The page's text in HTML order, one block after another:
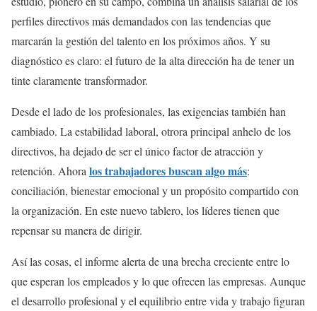
perfiles directivos más demandados con las tendencias que
marcarán la gestión del talento en los próximos años. Y su
diagnóstico es claro: el futuro de la alta dirección ha de tener un
tinte claramente transformador.
Desde el lado de los profesionales, las exigencias también han
cambiado. La estabilidad laboral, otrora principal anhelo de los
directivos, ha dejado de ser el único factor de atracción y
retención. Ahora los trabajadores buscan algo más:
conciliación, bienestar emocional y un propósito compartido con
la organización. En este nuevo tablero, los líderes tienen que
repensar su manera de dirigir.
Así las cosas, el informe alerta de una brecha creciente entre lo
que esperan los empleados y lo que ofrecen las empresas. Aunque
el desarrollo profesional y el equilibrio entre vida y trabajo figuran